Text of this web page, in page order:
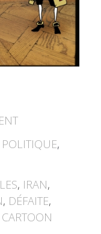
POLITIQUE,
, IRAN,
, DÉFAITE,
CARTOON